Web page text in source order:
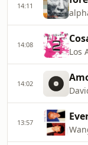
14:11
14:08
Los
14:02
13:57